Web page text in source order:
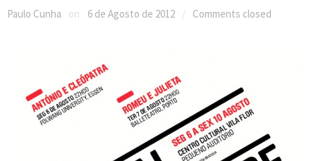
Paulo Cunha on 6 de Agosto de 2012 / Comments closed